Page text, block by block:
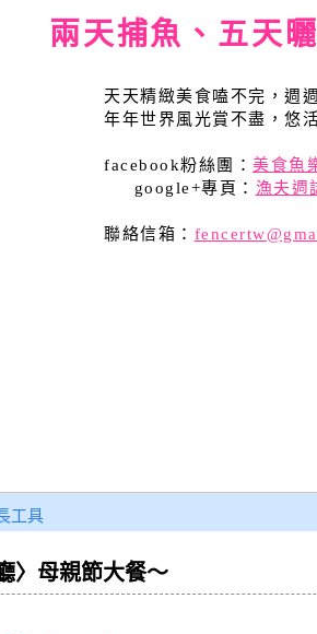
兩天捕魚、五天
天天精緻美食嗑不完，週
年年世界風光賞不盡，悠
facebook粉絲團： 美食魚
google+專頁： 漁夫週
聯絡信箱：
工具
〉母親節大餐～